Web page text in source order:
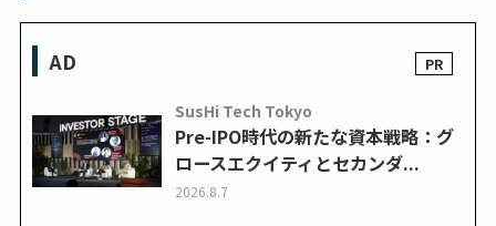
AD
SusHi Tech Tokyo
Pre-IPO時代の新たな資本戦略：グ
ロースエクイティとセカンダ...
2026.8.7